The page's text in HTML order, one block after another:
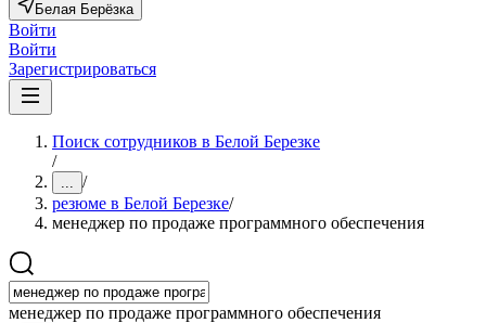
Белая Берёзка
Войти
Войти
Зарегистрироваться
Поиск сотрудников в Белой Березке
/
... /
резюме в Белой Березке/
менеджер по продаже программного обеспечения
менеджер по продаже программного обеспечения